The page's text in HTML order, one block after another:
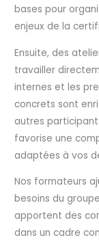
bases pour
enjeux de la
Ensuite, des
travailler
internes et les
concrets sont
autres
favorise une
adaptées à vos
Nos formateurs
besoins du
apportent des
dans un cadre